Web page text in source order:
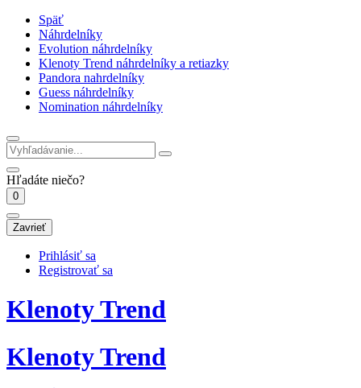
Späť
Náhrdelníky
Evolution náhrdelníky
Klenoty Trend náhrdelníky a retiazky
Pandora nahrdelníky
Guess náhrdelníky
Nomination náhrdelníky
Hľadáte niečo?
0
Zavrieť
Prihlásiť sa
Registrovať sa
Klenoty Trend
Klenoty Trend